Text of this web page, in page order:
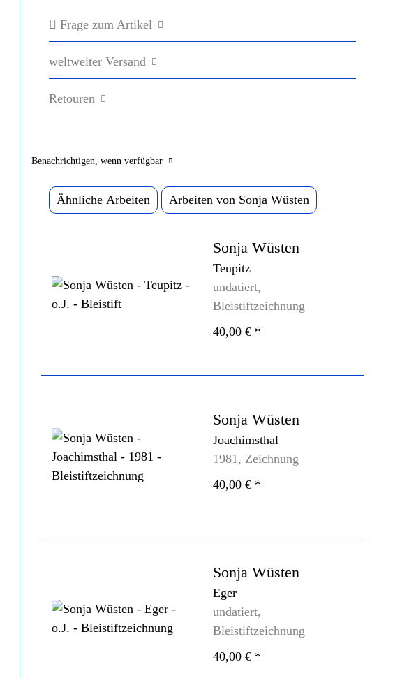
Frage zum Artikel
weltweiter Versand
Retouren
Benachrichtigen, wenn verfügbar
Ähnliche Arbeiten Arbeiten von Sonja Wüsten
Sonja Wüsten
Teupitz
undatiert,
Bleistiftzeichnung
40,00 € *
Sonja Wüsten
Joachimsthal
1981, Zeichnung
40,00 € *
Sonja Wüsten
Eger
undatiert,
Bleistiftzeichnung
40,00 € *